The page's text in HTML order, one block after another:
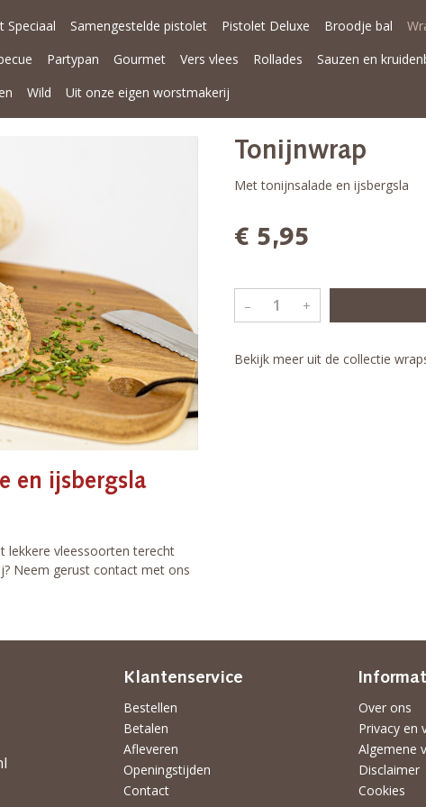
Speciaal Samengestelde pistolet Pistolet Deluxe Broodje bal
Partypan Gourmet Vers vlees Rollades Sauzen en
Wild Uit onze eigen worstmakerij
en ijsbergsla
lekkere vleessoorten terecht
Neem gerust contact met ons
Tonijnwrap
Met tonijnsalade en ijsbergsla
€ 5,95
– +
Bekijk meer uit de collectie
Klantenservice
Bestellen
Betalen
Afleveren
Openingstijden
Contact
Over ons
Privacy en
Algemene
Disclaimer
Cookies